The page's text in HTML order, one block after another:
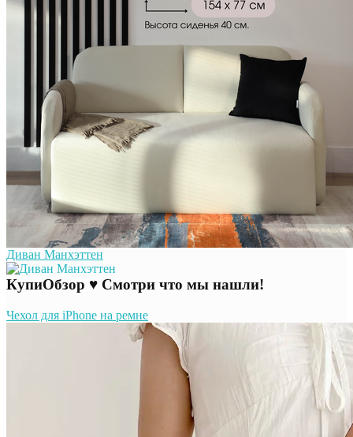
Диван Манхэттен
КупиОбзор ♥ Смотри что мы нашли!
Чехол для iPhone на ремне